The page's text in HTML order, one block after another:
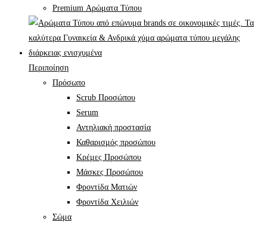
Premium Αρώματα Τύπου
Περιποίηση
Πρόσωπο
Scrub Προσώπου
Serum
Αντηλιακή προστασία
Καθαρισμός προσώπου
Κρέμες Προσώπου
Μάσκες Προσώπου
Φροντίδα Ματιών
Φροντίδα Χειλιών
Σώμα